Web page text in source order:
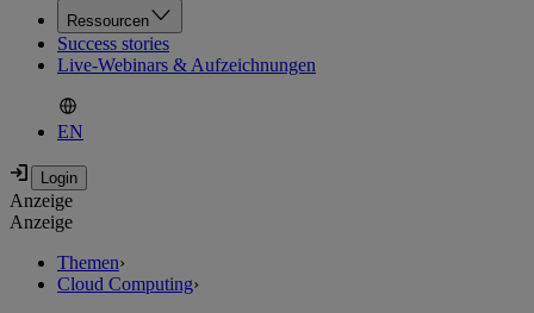
Ressourcen
Success stories
Live-Webinars & Aufzeichnungen
EN
Anzeige
Anzeige
Themen›
Cloud Computing›